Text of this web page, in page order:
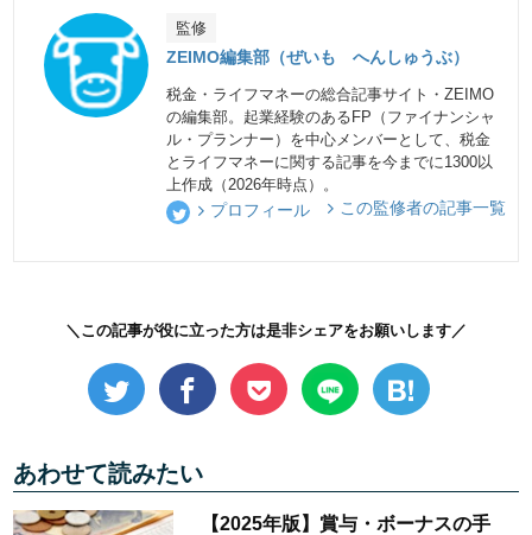
監修
ZEIMO編集部（ぜいも へんしゅうぶ）
税金・ライフマネーの総合記事サイト・ZEIMO
の編集部。起業経験のあるFP（ファイナンシャ
ル・プランナー）を中心メンバーとして、税金
とライフマネーに関する記事を今までに1300以
上作成（2026年時点）。
プロフィール この監修者の記事一覧
＼この記事が役に立った方は是非シェアをお願いします／
あわせて読みたい
【2025年版】賞与・ボーナスの手